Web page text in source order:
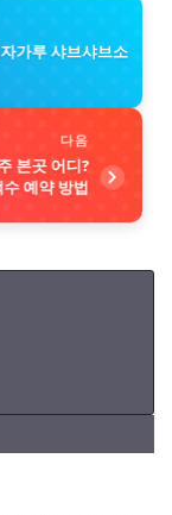
가루 샤브샤브소
다음
본곳 어디?
수 예약 방법